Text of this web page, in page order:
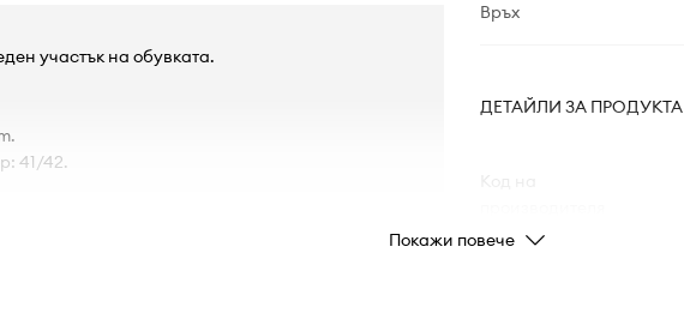
участък на обувката.
41/42.
Връх
ДЕТАЙЛИ ЗА ПРОДУКТА
Покажи повече